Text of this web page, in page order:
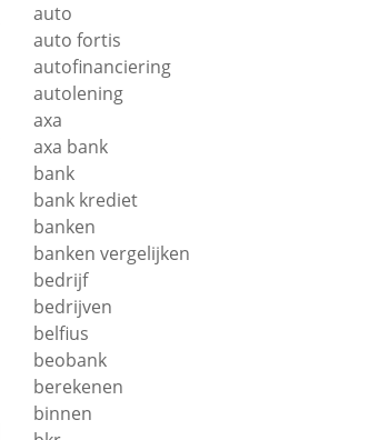
auto
auto fortis
autofinanciering
autolening
axa
axa bank
bank
bank krediet
banken
banken vergelijken
bedrijf
bedrijven
belfius
beobank
berekenen
binnen